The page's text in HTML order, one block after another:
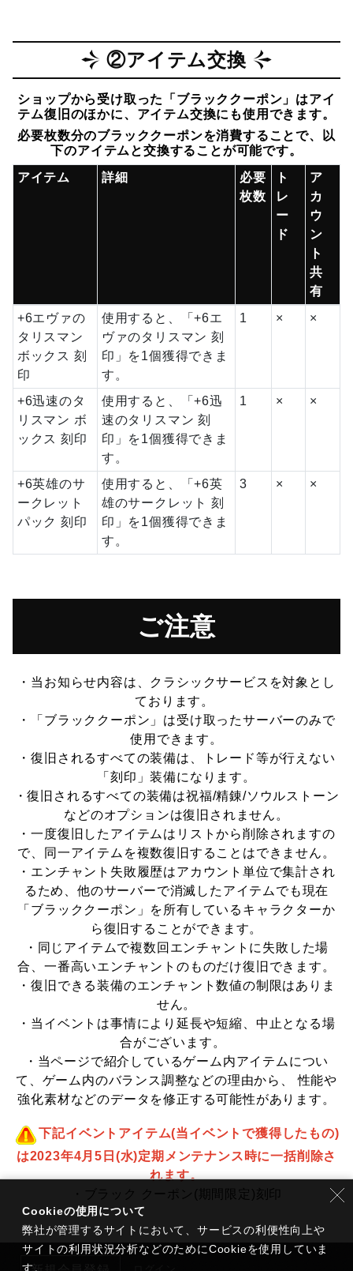
②アイテム交換
ショップから受け取った「ブラッククーポン」はアイ
テム復旧のほかに、アイテム交換にも使用できます。
必要枚数分のブラッククーポンを消費することで、以
下のアイテムと交換することが可能です。
アイテム
詳細
必要
枚数
ト
レ
ー
ド
ア
カ
ウ
ン
ト
共
有
+6エヴァの
タリスマン
ボックス 刻
印
使用すると、「+6エ
ヴァのタリスマン 刻
印」を1個獲得できま
す。
1 × ×
+6迅速のタ
リスマン ボ
ックス 刻印
使用すると、「+6迅
速のタリスマン 刻
印」を1個獲得できま
す。
1 × ×
+6英雄のサ
ークレット
パック 刻印
使用すると、「+6英
雄のサークレット 刻
印」を1個獲得できま
す。
3 × ×
ご注意
・当お知らせ内容は、クラシックサービスを対象とし
ております。
・「ブラッククーポン」は受け取ったサーバーのみで
使用できます。
・復旧されるすべての装備は、トレード等が行えない
「刻印」装備になります。
・復旧されるすべての装備は祝福/精錬/ソウルストーン
などのオプションは復旧されません。
・一度復旧したアイテムはリストから削除されますの
で、同一アイテムを複数復旧することはできません。
・エンチャント失敗履歴はアカウント単位で集計され
るため、他のサーバーで消滅したアイテムでも現在
「ブラッククーポン」を所有しているキャラクターか
ら復旧することができます。
・同じアイテムで複数回エンチャントに失敗した場
合、一番高いエンチャントのものだけ復旧できます。
・復旧できる装備のエンチャント数値の制限はありま
せん。
・当イベントは事情により延長や短縮、中止となる場
合がございます。
・当ページで紹介しているゲーム内アイテムについ
て、ゲーム内のバランス調整などの理由から、 性能や
強化素材などのデータを修正する可能性があります。
下記イベントアイテム(当イベントで獲得したもの)
は2023年4月5日(水)定期メンテナンス時に一括削除さ
れます。
・ブラック クーポン(期間限定)刻印
Cookieの使用について
弊社が管理するサイトにおいて、サービスの利便性向上や
サイトの利用状況分析などのためにCookieを使用していま
す。